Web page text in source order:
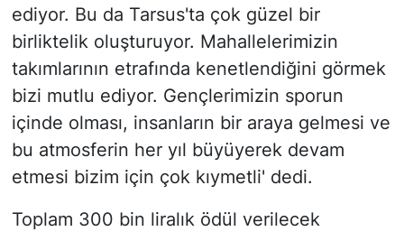
ediyor. Bu da Tarsus'ta çok güzel bir
birliktelik oluşturuyor. Mahallelerimizin
takımlarının etrafında kenetlendiğini görmek
bizi mutlu ediyor. Gençlerimizin sporun
içinde olması, insanların bir araya gelmesi ve
bu atmosferin her yıl büyüyerek devam
etmesi bizim için çok kıymetli' dedi.
Toplam 300 bin liralık ödül verilecek